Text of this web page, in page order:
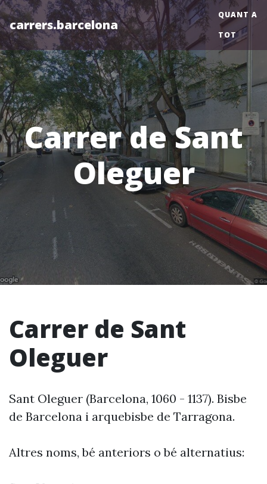
carrers.barcelona
QUANT A
TOT
Carrer de Sant
Oleguer
Carrer de Sant
Oleguer
Sant Oleguer (Barcelona, 1060 - 1137). Bisbe
de Barcelona i arquebisbe de Tarragona.
Altres noms, bé anteriors o bé alternatius: